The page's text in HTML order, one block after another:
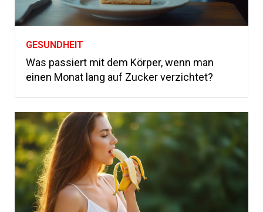
GESUNDHEIT
Was passiert mit dem Körper, wenn man
einen Monat lang auf Zucker verzichtet?